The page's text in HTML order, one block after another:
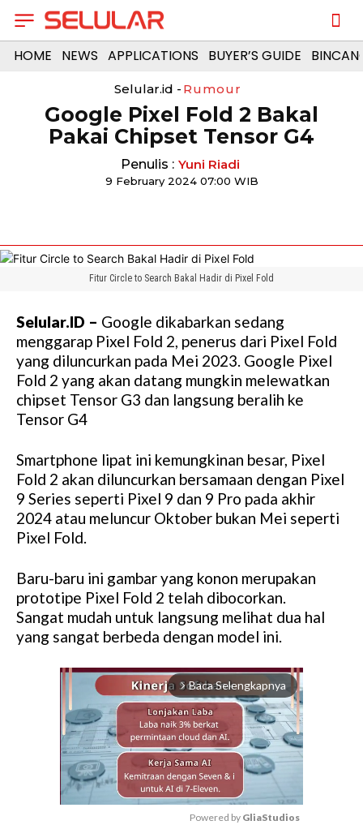
HOME NEWS APPLICATIONS BUYER’S GUIDE
Selular.id - Rumour
Google Pixel Fold 2 Bakal
Pakai Chipset Tensor G4
Penulis : Yuni Riadi
9 February 2024 07:00 WIB
Fitur Circle to Search Bakal Hadir di Pixel Fold
Selular.ID – Google dikabarkan sedang
menggarap Pixel Fold 2, penerus dari Pixel Fold
yang diluncurkan pada Mei 2023. Google Pixel
Fold 2 yang akan datang mungkin melewatkan
chipset Tensor G3 dan langsung beralih ke
Tensor G4
Smartphone lipat ini kemungkinan besar, Pixel
Fold 2 akan diluncurkan bersamaan dengan Pixel
9 Series seperti Pixel 9 dan 9 Pro pada akhir
2024 atau meluncur Oktober bukan Mei seperti
Pixel Fold.
Baru-baru ini gambar yang konon merupakan
prototipe Pixel Fold 2 telah dibocorkan.
Sangat mudah untuk langsung melihat dua hal
yang sangat berbeda dengan model ini.
arrow_forward_ios Baca Selengkapnya
Powered by GliaStudios